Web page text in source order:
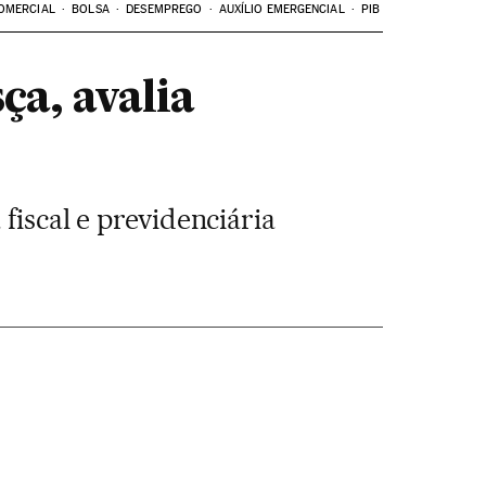
BOLSA DESEMPREGO AUXÍLIO EMERGENCIAL PIB
avalia
fiscal e previdenciária